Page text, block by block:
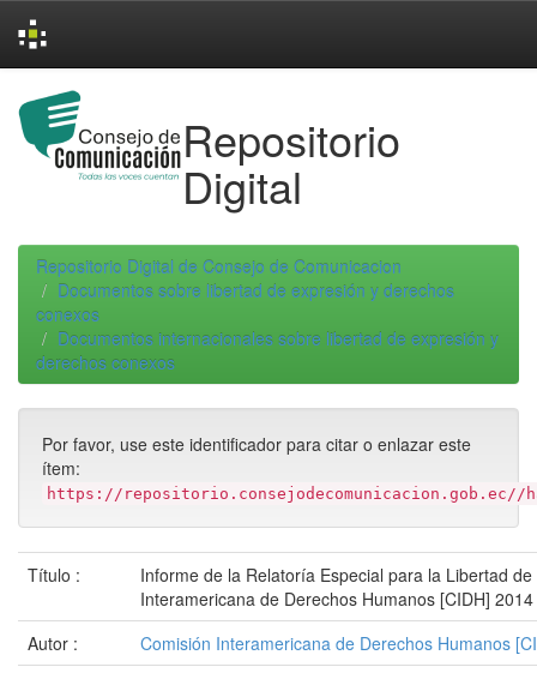
navigation
Repositorio
Digital
Repositorio Digital de Consejo de Comunicacion
Documentos sobre libertad de expresión y derechos
conexos
Documentos internacionales sobre libertad de expresión y
derechos conexos
Por favor, use este identificador para citar o enlazar este
ítem:
https://repositorio.consejodecomunicacion.gob.ec//
Título :
Informe de la Relatoría Especial para la Libertad
Interamericana de Derechos Humanos [CIDH] 2014
Autor :
Comisión Interamericana de Derechos Humanos